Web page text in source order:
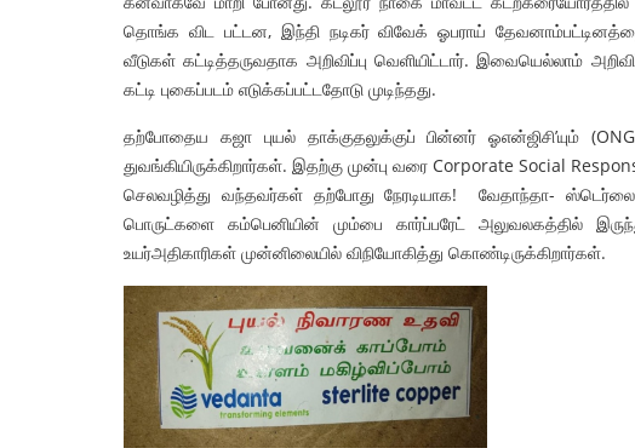
தொங்க விட பட்டன, இந்தி நடிகர் விவேக் ஓபராய்
வீடுகள் கட்டித்தருவதாக அறிவிப்பு வெளியிட்டார். இவையெல்லாம்
கட்டி புகைப்படம் எடுக்கப்பட்டதோடு முடிந்தது.
தற்போதைய கஜா புயல் தாக்குதலுக்குப் பின்னர் ஓஎன்ஜிசி’யும்
துவங்கியிருக்கிறார்கள். இதற்கு முன்பு வரை Corporate Social
செலவழித்து வந்தவர்கள் தற்போது நேரடியாக! வேதாந்தா-
பொருட்களை கம்பெனியின் மும்பை கார்ப்பரேட் அலுவலகத்தில்
உயர்அதிகாரிகள் முன்னிலையில் விநியோகித்து கொண்டிருக்கிறார்கள்.